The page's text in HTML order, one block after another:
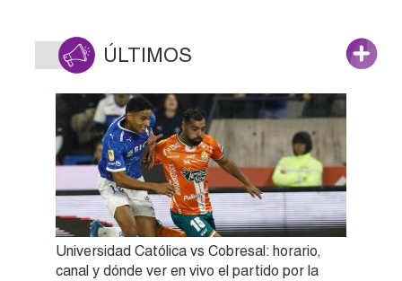
ÚLTIMOS
Universidad Católica vs Cobresal: horario,
canal y dónde ver en vivo el partido por la